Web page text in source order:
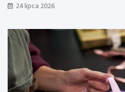
24 lipca 2026